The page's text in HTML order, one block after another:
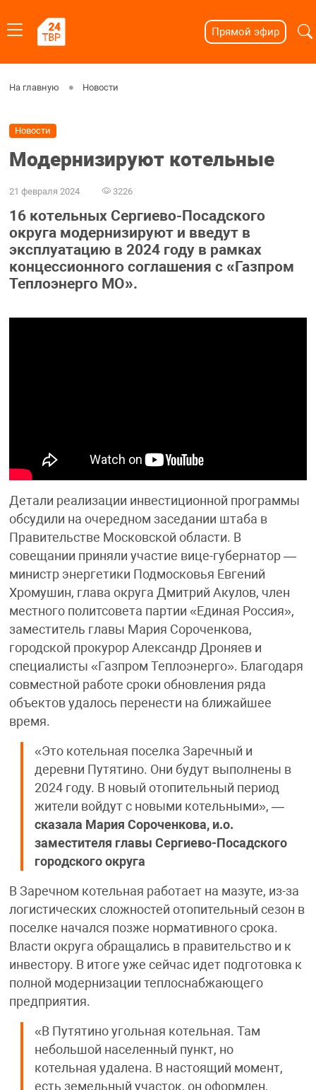
Прямой эфир
На главную Новости
Новости
Модернизируют котельные
21 февраля 2024 3226
16 котельных Сергиево-Посадского
округа модернизируют и введут в
эксплуатацию в 2024 году в рамках
концессионного соглашения с «Газпром
Теплоэнерго МО».
Детали реализации инвестиционной программы
обсудили на очередном заседании штаба в
Правительстве Московской области. В
совещании приняли участие вице-губернатор —
министр энергетики Подмосковья Евгений
Хромушин, глава округа Дмитрий Акулов, член
местного политсовета партии «Единая Россия»,
заместитель главы Мария Сороченкова,
городской прокурор Александр Дроняев и
специалисты «Газпром Теплоэнерго». Благодаря
совместной работе сроки обновления ряда
объектов удалось перенести на ближайшее
время.
«Это котельная поселка Заречный и
деревни Путятино. Они будут выполнены в
2024 году. В новый отопительный период
жители войдут с новыми котельными», —
сказала Мария Сороченкова, и.о.
заместителя главы Сергиево-Посадского
городского округа
В Заречном котельная работает на мазуте, из-за
логистических сложностей отопительный сезон в
поселке начался позже нормативного срока.
Власти округа обращались в правительство и к
инвестору. В итоге уже сейчас идет подготовка к
полной модернизации теплоснабжающего
предприятия.
«В Путятино угольная котельная. Там
небольшой населенный пункт, но
котельная удалена. В настоящий момент,
есть земельный участок, он оформлен,